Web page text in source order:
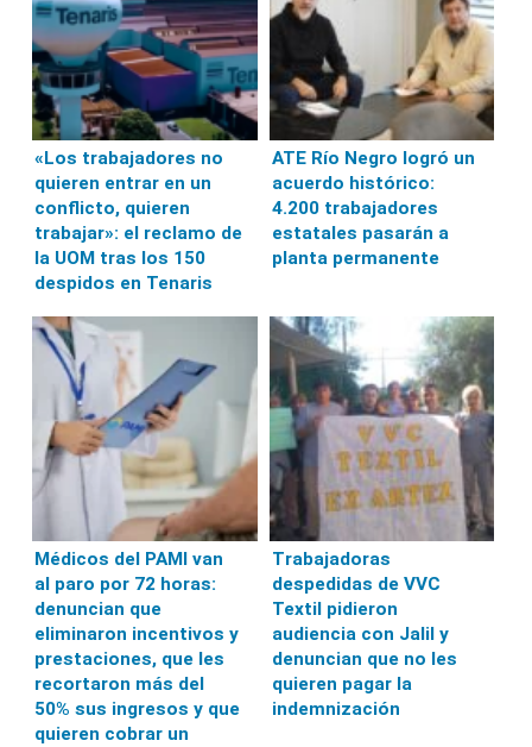
«Los trabajadores no
quieren entrar en un
conflicto, quieren
trabajar»: el reclamo de
la UOM tras los 150
despidos en Tenaris
ATE Río Negro logró un
acuerdo histórico:
4.200 trabajadores
estatales pasarán a
planta permanente
Médicos del PAMI van
al paro por 72 horas:
denuncian que
eliminaron incentivos y
prestaciones, que les
recortaron más del
50% sus ingresos y que
quieren cobrar un
Trabajadoras
despedidas de VVC
Textil pidieron
audiencia con Jalil y
denuncian que no les
quieren pagar la
indemnización